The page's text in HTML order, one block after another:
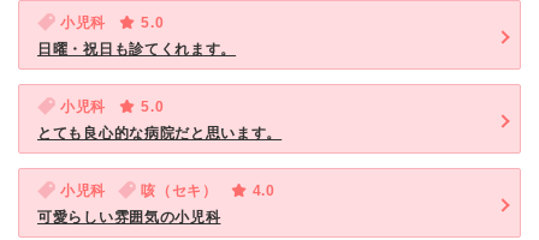
小児科
5.0
日曜・祝日も診てくれます。
小児科
5.0
とても良心的な病院だと思います。
小児科 咳（セキ）
4.0
可愛らしい雰囲気の小児科